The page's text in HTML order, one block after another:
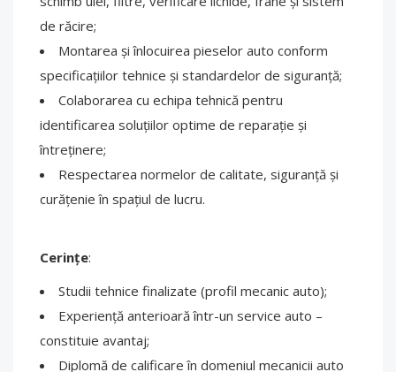
de răcire;
Montarea și înlocuirea pieselor auto conform
specificațiilor tehnice și standardelor de siguranță;
Colaborarea cu echipa tehnică pentru
identificarea soluțiilor optime de reparație și
întreținere;
Respectarea normelor de calitate, siguranță și
curățenie în spațiul de lucru.
Cerințe:
Studii tehnice finalizate (profil mecanic auto);
Experiență anterioară într-un service auto –
constituie avantaj;
Diplomă de calificare în domeniul mecanicii auto